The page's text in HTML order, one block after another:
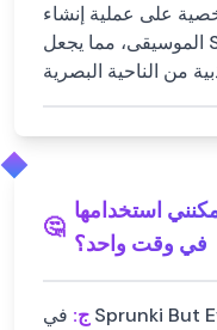
على عملية إنشاء
الموسيقى، مما يجعل Sprunki But Everyone is Alive
🤔
استخدامها
في وقت واحد؟
ج: في Sprunki But Everyone is Alive، يمكنك الجمع